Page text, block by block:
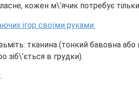
кожен м\’ячик потребує
тканина (тонкий бавовна
в грудки).